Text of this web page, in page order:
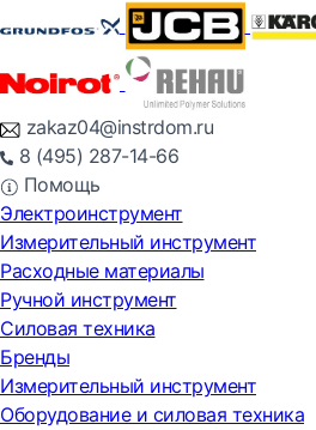
zakaz04@instrdom.ru
8 (495) 287-14-66
Помощь
Электроинструмент
Измерительный инструмент
Расходные материалы
Ручной инструмент
Силовая техника
Бренды
Измерительный инструмент
Оборудование и силовая техника